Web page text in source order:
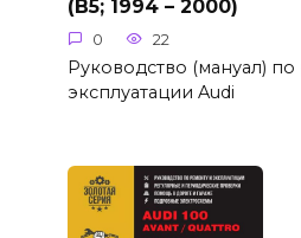
(B5; 1994 – 2000)
0 22
Руководство (мануал)
эксплуатации Audi